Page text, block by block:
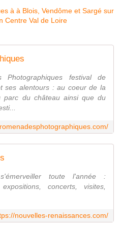
Photographiques festival de
ses alentours : au coeur de la
parc du château ainsi que du
toute l'année :
concerts, visites,
nouvelles-renaissances.com/